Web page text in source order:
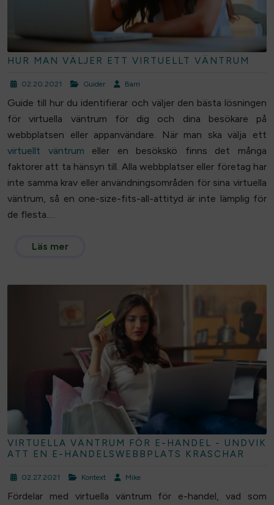
HUR MAN VÄLJER ETT VIRTUELLT VÄNTRUM
02.20.2021 Guider Barri
Guide till hur du identifierar och väljer den bästa lösningen
för virtuella väntrum för dig och dina besökare på
webbplatsen eller appanvändare. När man ska välja ett
virtuellt väntrum eller en besökskö finns det många
faktorer att ta hänsyn till. Alla webbplatser eller företag har
inte samma krav eller användningsområden för sina virtuella
väntrum, så en one-size-fits-all-attityd är inte lämplig för
de flesta.…
Läs mer
VIRTUELLA VÄNTRUM FÖR E-HANDEL - UNDVIK
ATT EN E-HANDELSWEBBPLATS KRASCHAR
02.27.2021 Kontext Mike
Fördelar med virtuella väntrum för e-handel, vad som